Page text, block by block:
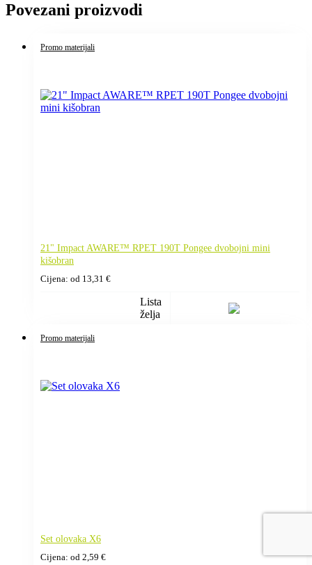
Povezani proizvodi
Promo materijali
21" Impact AWARE™ RPET 190T Pongee dvobojni mini
kišobran
Cijena: od 13,31 €
Lista
želja
Promo materijali
Set olovaka X6
Cijena: od 2,59 €